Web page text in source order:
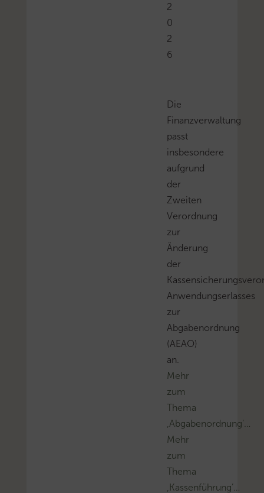
2
0
2
6
Die
Finanzverwaltung
passt
insbesondere
aufgrund
der
Zweiten
Verordnung
zur
Änderung
der
Anwendungserlasses
zur
Abgabenordnung
(AEAO)
an.
Mehr
zum
Thema
‚Abgabenordnung’…
Mehr
zum
Thema
‚Kassenführung’…